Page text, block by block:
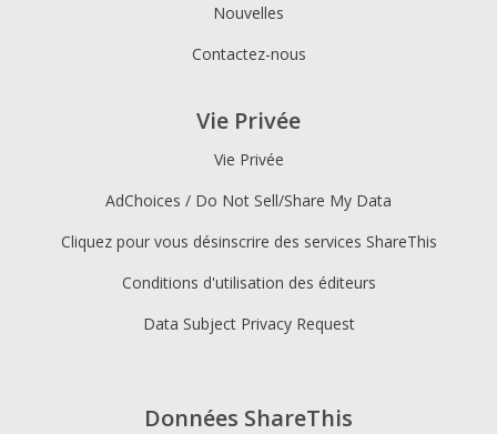
Données ShareThis
Nouvelles
Contactez-nous
Vie Privée
Vie Privée
AdChoices / Do Not Sell/Share My Data
Cliquez pour vous désinscrire des services ShareThis
Conditions d'utilisation des éditeurs
Data Subject Privacy Request